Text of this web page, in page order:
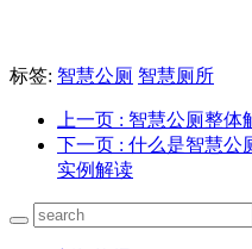
标签: 智慧公厕 智慧厕所
上一页 : 智慧公厕整体
下一页 : 什么是智慧公
实例解读